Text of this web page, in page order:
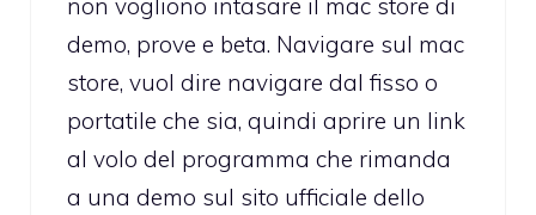
demo, prove e beta. Navigare sul mac
store, vuol dire navigare dal fisso o
portatile che sia, quindi aprire un link
al volo del programma che rimanda
a una demo sul sito ufficiale dello